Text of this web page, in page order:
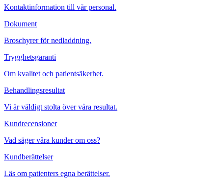
Kontaktinformation till vår personal.
Dokument
Broschyrer för nedladdning.
Trygghetsgaranti
Om kvalitet och patientsäkerhet.
Behandlingsresultat
Vi är väldigt stolta över våra resultat.
Kundrecensioner
Vad säger våra kunder om oss?
Kundberättelser
Läs om patienters egna berättelser.